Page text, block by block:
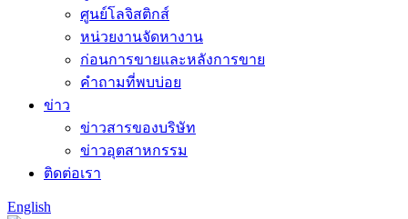
ศูนย์โลจิสติกส์
หน่วยงานจัดหางาน
ก่อนการขายและหลังการขาย
คำถามที่พบบ่อย
ข่าว
ข่าวสารของบริษัท
ข่าวอุตสาหกรรม
ติดต่อเรา
English